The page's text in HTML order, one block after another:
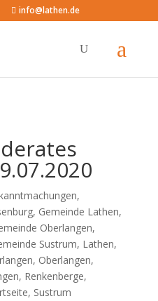
info@lathen.de
,
, Gemeinde Lathen,
Oberlangen,
Sustrum, Lathen,
, Oberlangen,
, Renkenberge,
, Sustrum